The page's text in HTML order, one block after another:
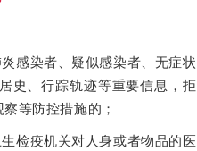
感染者、疑似感染者、无症状
史、行踪轨迹等重要信息，拒
等防控措施的；
检疫机关对人身或者物品的医